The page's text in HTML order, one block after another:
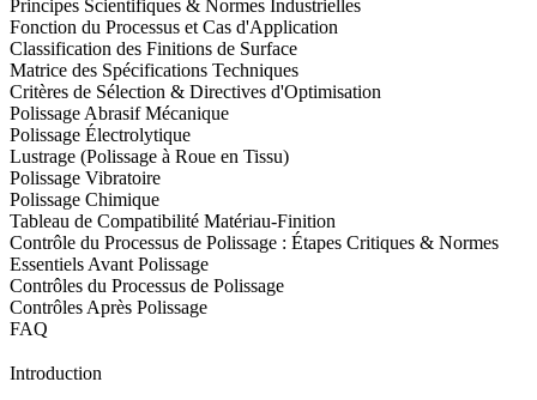
Principes Scientifiques & Normes Industrielles
Fonction du Processus et Cas d'Application
Classification des Finitions de Surface
Matrice des Spécifications Techniques
Critères de Sélection & Directives d'Optimisation
Polissage Abrasif Mécanique
Polissage Électrolytique
Lustrage (Polissage à Roue en Tissu)
Polissage Vibratoire
Polissage Chimique
Tableau de Compatibilité Matériau-Finition
Contrôle du Processus de Polissage : Étapes Critiques & Normes
Essentiels Avant Polissage
Contrôles du Processus de Polissage
Contrôles Après Polissage
FAQ
Introduction